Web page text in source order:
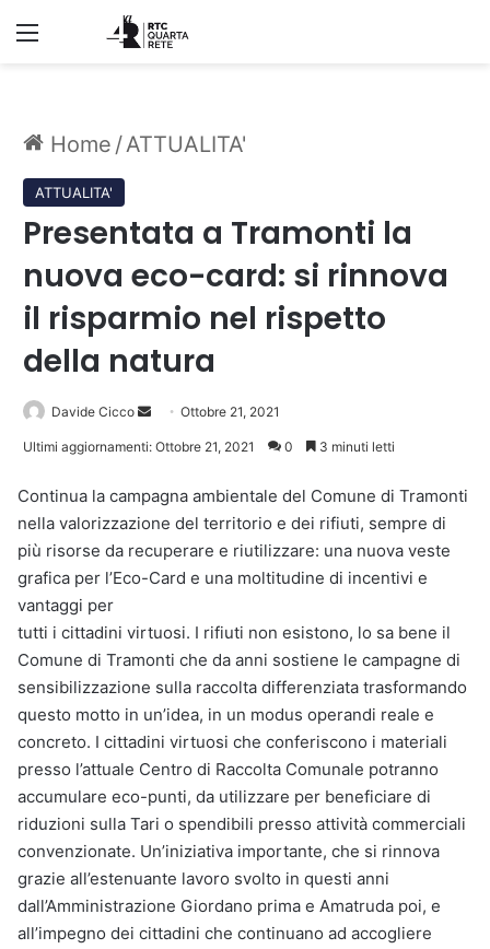
Menu
Home /ATTUALITA'
ATTUALITA'
Presentata a Tramonti la
nuova eco-card: si rinnova
il risparmio nel rispetto
della natura
Davide Cicco
Invia Ottobre 21, 2021
Ultimi aggiornamenti: Ottobre 21, 2021 0 3 minuti letti
Continua la campagna ambientale del Comune di Tramonti
nella valorizzazione del territorio e dei rifiuti, sempre di
più risorse da recuperare e riutilizzare: una nuova veste
grafica per l’Eco-Card e una moltitudine di incentivi e
vantaggi per
tutti i cittadini virtuosi. I rifiuti non esistono, lo sa bene il
Comune di Tramonti che da anni sostiene le campagne di
sensibilizzazione sulla raccolta differenziata trasformando
questo motto in un’idea, in un modus operandi reale e
concreto. I cittadini virtuosi che conferiscono i materiali
presso l’attuale Centro di Raccolta Comunale potranno
accumulare eco-punti, da utilizzare per beneficiare di
riduzioni sulla Tari o spendibili presso attività commerciali
convenzionate. Un’iniziativa importante, che si rinnova
grazie all’estenuante lavoro svolto in questi anni
dall’Amministrazione Giordano prima e Amatruda poi, e
all’impegno dei cittadini che continuano ad accogliere